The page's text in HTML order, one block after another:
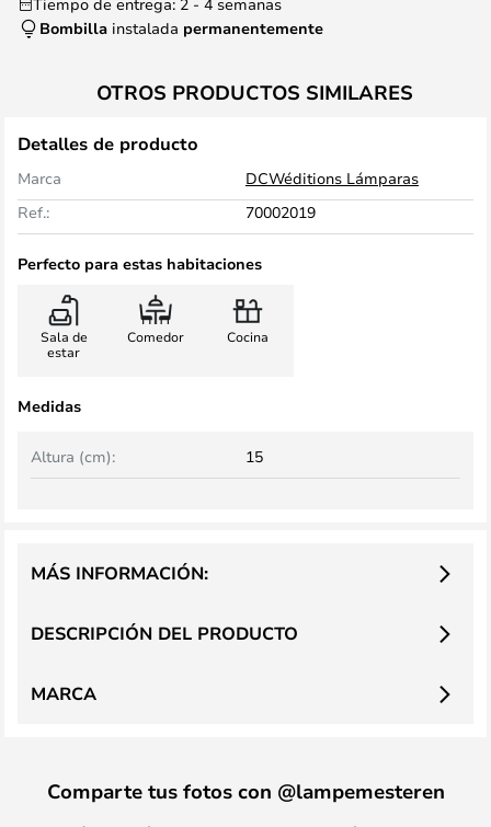
Bombilla instalada permanentemente
OTROS PRODUCTOS SIMILARES
Detalles de producto
Marca
DCWéditions Lámparas
Ref.:
70002019
Perfecto para estas habitaciones
Sala de
estar
Comedor Cocina
Medidas
Altura (cm): 15
DESCRIPCIÓN DEL PRODUCTO
MÁS INFORMACIÓN:
MARCA
Comparte tus fotos con @lampemesteren